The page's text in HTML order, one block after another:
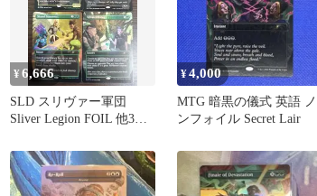
¥6,666
SLD スリヴァー軍団
Sliver Legion FOIL 他3枚
¥4,000
MTG 暗黒の儀式 英語 ノ
ンフォイル Secret Lair